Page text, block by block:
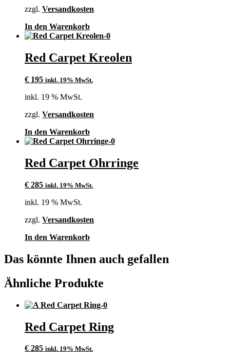
zzgl. Versandkosten
In den Warenkorb
Red Carpet Kreolen
€ 195 inkl. 19% MwSt.
inkl. 19 % MwSt.
zzgl. Versandkosten
In den Warenkorb
Red Carpet Ohrringe
€ 285 inkl. 19% MwSt.
inkl. 19 % MwSt.
zzgl. Versandkosten
In den Warenkorb
Das könnte Ihnen auch gefallen
Ähnliche Produkte
Red Carpet Ring
€ 285 inkl. 19% MwSt.